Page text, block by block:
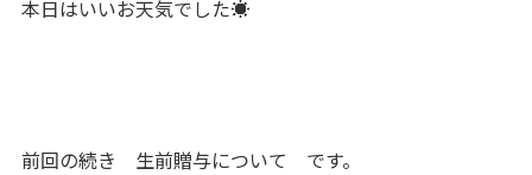
本日はいいお天気でした☀
前回の続き 生前贈与について です。